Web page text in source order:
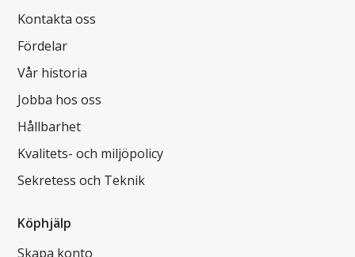
Kontakta oss
Fördelar
Vår historia
Jobba hos oss
Hållbarhet
Kvalitets- och miljöpolicy
Sekretess och Teknik
Köphjälp
Skapa konto